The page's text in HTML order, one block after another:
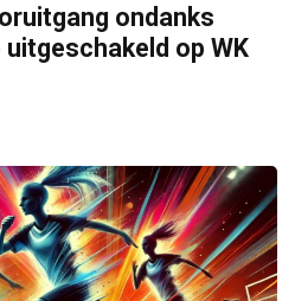
ondanks
op WK